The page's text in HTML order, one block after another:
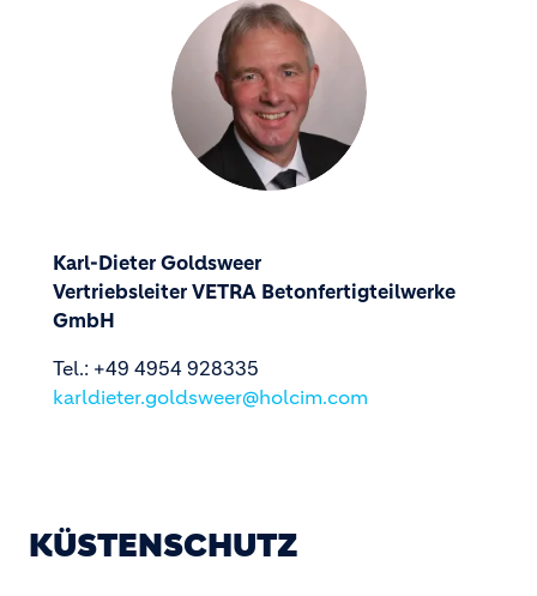
Karl-Dieter Goldsweer
Vertriebsleiter VETRA Betonfertigteilwerke
GmbH
Tel.: +49 4954 928335
karldieter.goldsweer@holcim.com
KÜSTENSCHUTZ